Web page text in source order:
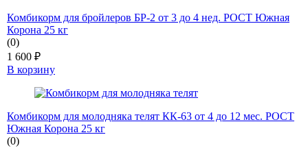
Комбикорм для бройлеров БР-2 от 3 до 4 нед. РОСТ Южная
Корона 25 кг
(0)
1 600 ₽
В корзину
Комбикорм для молодняка телят КК-63 от 4 до 12 мес. РОСТ
Южная Корона 25 кг
(0)